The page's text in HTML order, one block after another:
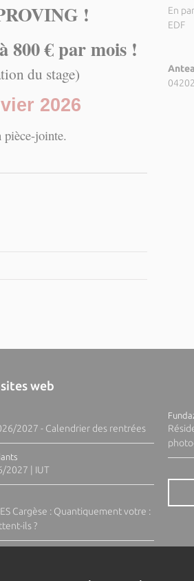
!
800 € par mois !
du stage)
2026
pièce-jointe.
En
EDF
web
2027 - Calendrier des rentrées
2027 | IUT
Cargèse : Quantiquement votre :
ils ?